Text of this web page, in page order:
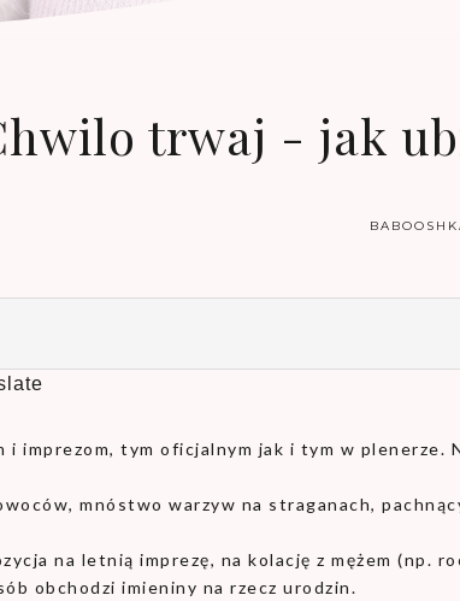
trwaj - jak
i imprezom, tym oficjalnym jak i tym w plenerze.
mnóstwo warzyw na straganach,
na letnią imprezę, na kolację z mężem (np.
obchodzi imieniny na rzecz urodzin.